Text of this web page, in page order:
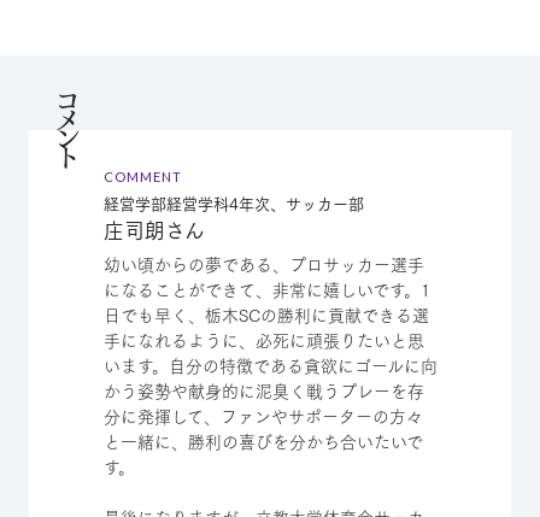
コメント
COMMENT
経営学部経営学科4年次、サッカー部
庄司朗さん
幼い頃からの夢である、プロサッカー選手
になることができて、非常に嬉しいです。1
日でも早く、栃木SCの勝利に貢献できる選
手になれるように、必死に頑張りたいと思
います。自分の特徴である貪欲にゴールに向
かう姿勢や献身的に泥臭く戦うプレーを存
分に発揮して、ファンやサポーターの方々
と一緒に、勝利の喜びを分かち合いたいで
す。